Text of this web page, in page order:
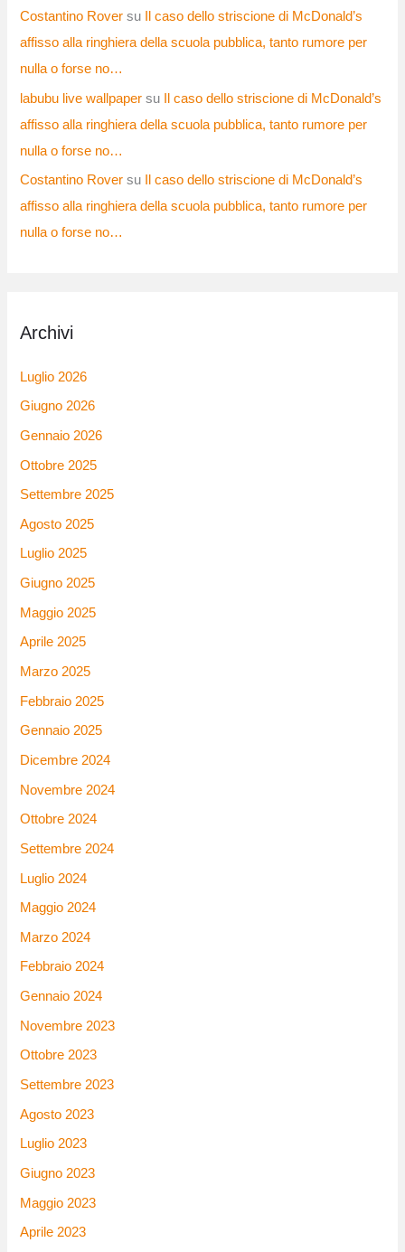
Costantino Rover su
Il caso dello striscione di McDonald’s
affisso alla ringhiera della scuola pubblica, tanto rumore per
nulla o forse no…
labubu live wallpaper su
Il caso dello striscione di McDonald’s
affisso alla ringhiera della scuola pubblica, tanto rumore per
nulla o forse no…
Costantino Rover su
Il caso dello striscione di McDonald’s
affisso alla ringhiera della scuola pubblica, tanto rumore per
nulla o forse no…
Archivi
Luglio 2026
Giugno 2026
Gennaio 2026
Ottobre 2025
Settembre 2025
Agosto 2025
Luglio 2025
Giugno 2025
Maggio 2025
Aprile 2025
Marzo 2025
Febbraio 2025
Gennaio 2025
Dicembre 2024
Novembre 2024
Ottobre 2024
Settembre 2024
Luglio 2024
Maggio 2024
Marzo 2024
Febbraio 2024
Gennaio 2024
Novembre 2023
Ottobre 2023
Settembre 2023
Agosto 2023
Luglio 2023
Giugno 2023
Maggio 2023
Aprile 2023